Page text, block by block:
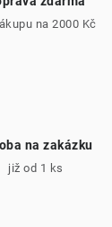
na 2000 Kč
na zakázku
již od 1 ks